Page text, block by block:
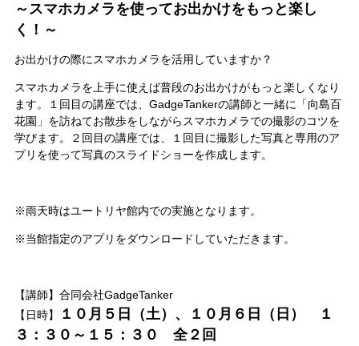
～スマホカメラを使ってお出かけをもっと楽し
く！～
お出かけの際にスマホカメラを活用していますか？
スマホカメラを上手に使えば普段のお出かけがもっと楽しくなり
ます。１回目の講座では、GadgeTankerの講師と一緒に「向島百
花園」を訪ねてお散歩をしながらスマホカメラでの撮影のコツを
学びます。２回目の講座では、１回目に撮影した写真と専用のア
プリを使って写真のスライドショーを作成します。
※雨天時はユートリヤ館内での実施となります。
※当館指定のアプリをダウンロードしていただきます。
【講師】合同会社GadgeTanker
【日時】
１０ 月５日（土）、１０月６日（日） １
３：３０～１５：３０ 全２回